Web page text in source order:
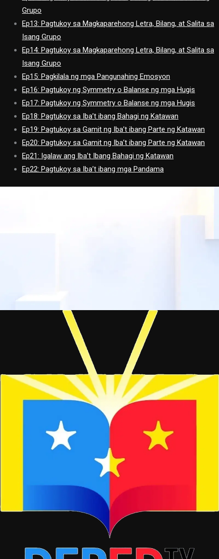
Grupo
Ep13: Pagtukoy sa Magkaparehong Letra, Bilang, at Salita sa
Isang Grupo
Ep14: Pagtukoy sa Magkaparehong Letra, Bilang, at Salita sa
Isang Grupo
Ep15: Pagkilala ng mga Pangunahing Emosyon
Ep16: Pagtukoy ng Symmetry o Balanse ng mga Hugis
Ep17: Pagtukoy ng Symmetry o Balanse ng mga Hugis
Ep18: Pagtukoy sa Iba’t ibang Bahagi ng Katawan
Ep19: Pagtukoy sa Gamit ng Iba’t ibang Parte ng Katawan
Ep20: Pagtukoy sa Gamit ng Iba’t ibang Parte ng Katawan
Ep21: Igalaw ang Iba’t Ibang Bahagi ng Katawan
Ep22: Pagtukoy sa Iba’t ibang mga Pandama